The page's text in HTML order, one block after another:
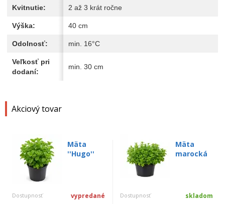
Akciový tovar
Mäta
''Hugo''
Dostupnosť vypredané
Mäta
marocká
Dostupnosť skladom
Kvitnutie: 2 až 3 krát ročne
Výška: 40 cm
Odolnosť: min. 16°C
Veľkosť pri
dodaní:
min. 30 cm